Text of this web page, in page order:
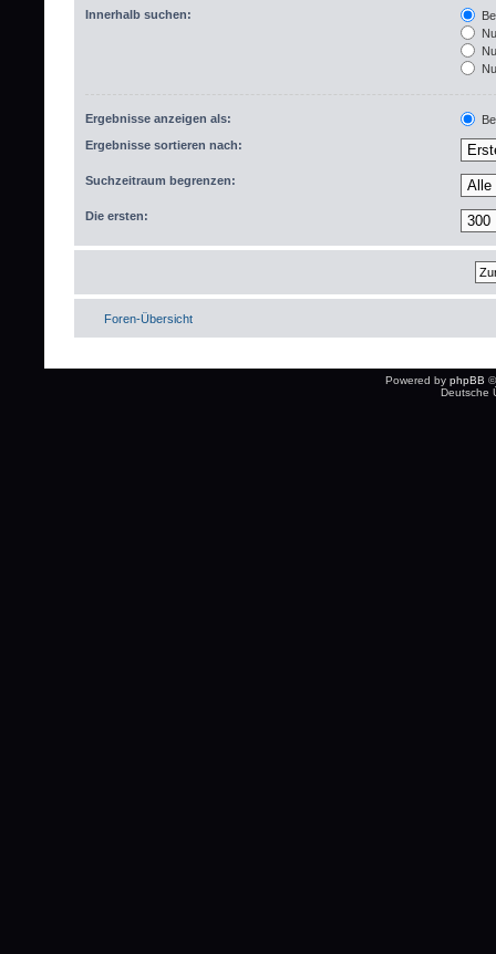
Innerhalb suchen:
Ergebnisse anzeigen als:
Ergebnisse sortieren nach:
Suchzeitraum begrenzen:
Die ersten:
Foren-Übersicht
Powered by phpBB
Deutsche